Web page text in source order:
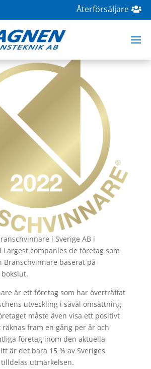
Återförsäljare
2022
i Sverige AB i
Largest companies de företag som
Branschvinnare baserat på
är ett företag som har överträffat
utveckling i såväl omsättning
måste även visa ett positivt
fram en gång per år och
företag inom den aktuella
är det bara 15 % av Sveriges
utmärkelsen.